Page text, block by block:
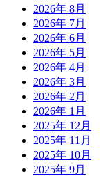
2026年 8月
2026年 7月
2026年 6月
2026年 5月
2026年 4月
2026年 3月
2026年 2月
2026年 1月
2025年 12月
2025年 11月
2025年 10月
2025年 9月